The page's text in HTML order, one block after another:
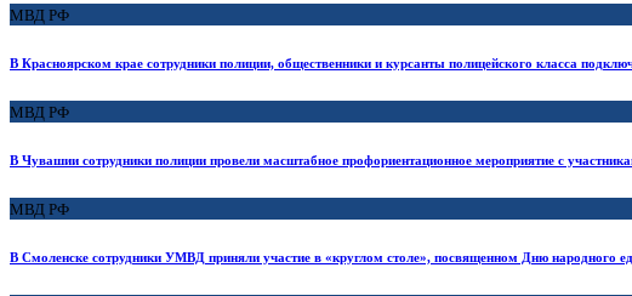
МВД РФ
В Красноярском крае сотрудники полиции, общественники и курсанты полицейского класса
МВД РФ
В Чувашии сотрудники полиции провели масштабное профориентационное мероприятие с
МВД РФ
В Смоленске сотрудники УМВД приняли участие в «круглом столе», посвященном Дню народного